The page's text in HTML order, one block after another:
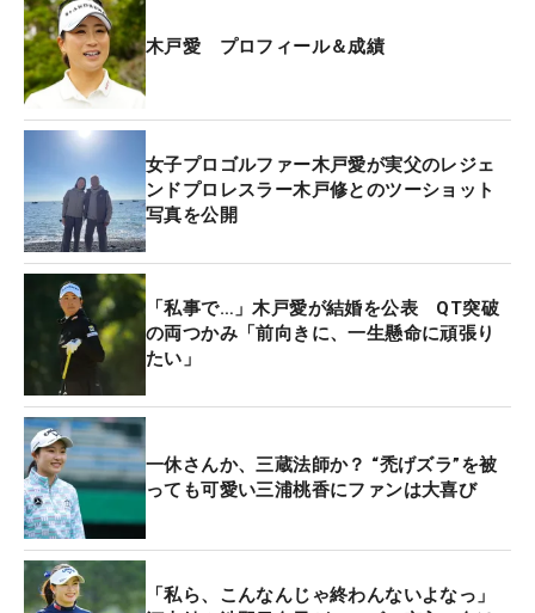
木戸愛 プロフィール＆成績
女子プロゴルファー木戸愛が実父のレジェ
ンドプロレスラー木戸修とのツーショット
写真を公開
「私事で…」木戸愛が結婚を公表 QT突破
の両つかみ「前向きに、一生懸命に頑張り
たい」
一休さんか、三蔵法師か？ “禿げズラ”を被
っても可愛い三浦桃香にファンは大喜び
「私ら、こんなんじゃ終わんないよなっ」